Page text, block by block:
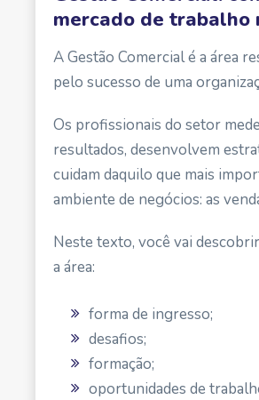
mercado de trabalho
A Gestão Comercial é a área
pelo sucesso de uma
Os profissionais do setor
resultados, desenvolvem
cuidam daquilo que mais
ambiente de negócios: as
Neste texto, você vai
a área:
forma de ingresso;
desafios;
formação;
oportunidades de